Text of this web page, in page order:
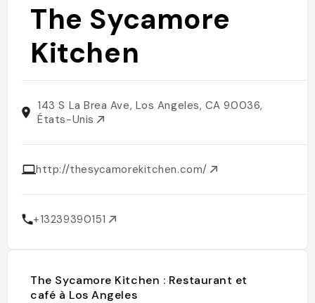
The Sycamore
Kitchen
143 S La Brea Ave, Los Angeles, CA 90036,
États-Unis
http://thesycamorekitchen.com/
+13239390151
The Sycamore Kitchen : Restaurant et
café à Los Angeles